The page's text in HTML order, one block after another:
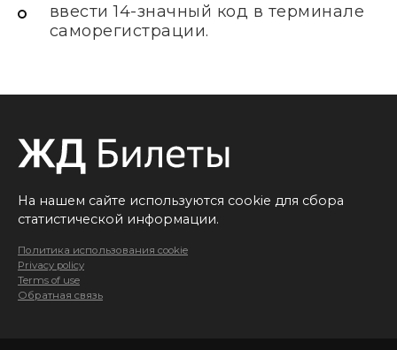
ввести 14-значный код в терминале
саморегистрации.
На нашем сайте используются cookie для сбора
статистической информации.
Политика использования cookie
Privacy policy
Terms of use
Обратная связь